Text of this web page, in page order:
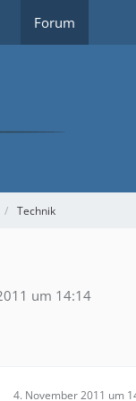
Forum
Technik
um 14:14
4. November 2011 um